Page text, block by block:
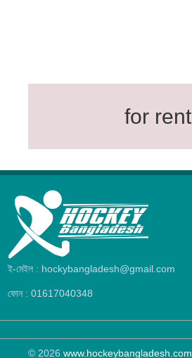
for rent
ই-মেইল : hockybangladesh@gmail.com
ফোন : 01617040348
© 2026 www.hockeybangladesh.com